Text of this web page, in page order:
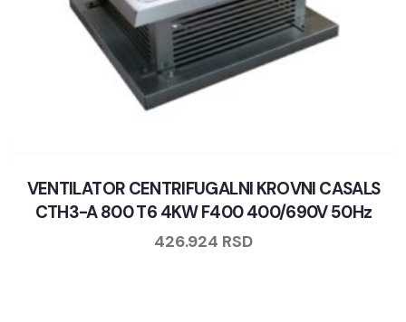
VENTILATOR CENTRIFUGALNI KROVNI CASALS
CTH3-A 800 T6 4KW F400 400/690V 50Hz
426.924 RSD